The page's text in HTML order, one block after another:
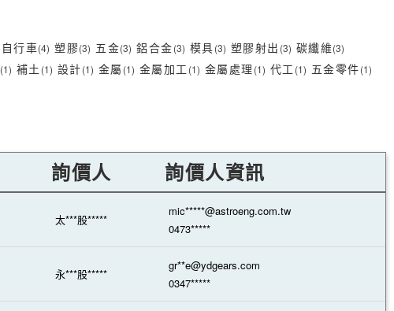
自行車(4) 塑膠(3) 五金(3) 鋁合金(3) 模具(3) 塑膠射出 (3) 碳纖維(3)
(1) 補土 (1) 設計(1) 金屬 (1) 金屬加工 (1) 金屬處理 (1) 代工 (1) 五金零件(1)
詢價人 詢價人資訊
太***股*****
mic*****@astroeng.com.tw
0473*****
永***股*****
gr**e@ydgears.com
0347*****